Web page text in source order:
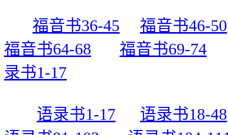
福音书36-45
福音书46-50
福音书64-68
福音书69-74
录书1-17
语录书1-17
语录书18-48